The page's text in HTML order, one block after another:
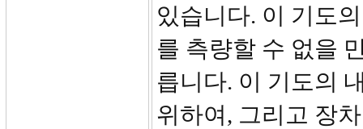
있습니다. 이 기도
를 측량할 수 없을
릅니다. 이 기도의
위하여, 그리고 장